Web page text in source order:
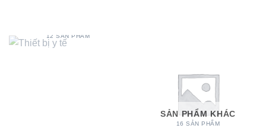
12 SẢN PHẨM
SẢN PHẨM KHÁC
16 SẢN PHẨM